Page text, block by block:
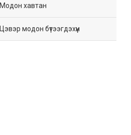
Модон хавтан
Цэвэр модон бүтээгдэхүүн